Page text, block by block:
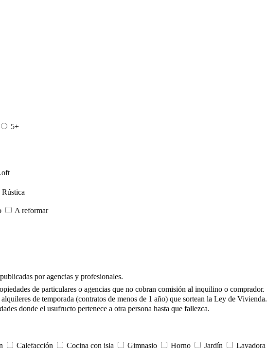
5+
Rústica
A reformar
por agencias y profesionales.
de particulares o agencias que no cobran comisión al inquilino o comprador.
de temporada (contratos de menos de 1 año) que sortean la Ley de Vivienda.
donde el usufructo pertenece a otra persona hasta que fallezca.
Calefacción Cocina con isla Gimnasio Horno Jardín Lavadora